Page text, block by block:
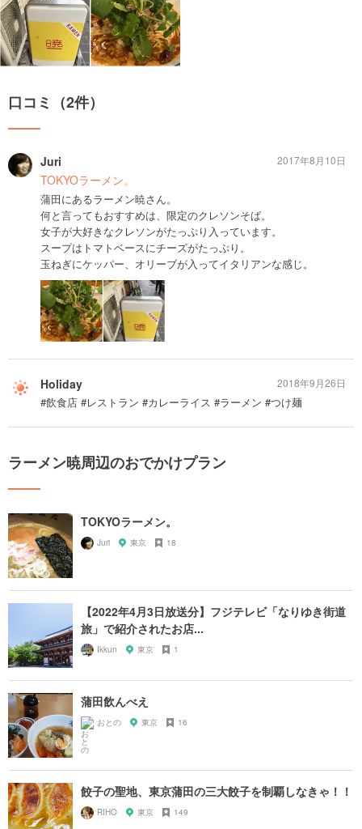
口コミ（2件）
Juri
TOKYOラーメン。
蒲田にあるラーメン暁さん。
何と言ってもおすすめは、限定のクレソンそば。
女子が大好きなクレソンがたっぷり入っています。
スープはトマトベースにチーズがたっぷり。
玉ねぎにケッパー、オリーブが入ってイタリアンな感じ。
2017年8月10日
Holiday
#飲食店 #レストラン #カレーライス #ラーメン #つけ麺
2018年9月26日
ラーメン暁周辺のおでかけプラン
TOKYOラーメン。
Juri 東京 18
【2022年4月3日放送分】フジテレビ「なりゆき街道
旅」で紹介されたお店...
Ikkun 東京 1
蒲田飲んべえ
おとの 東京 16
餃子の聖地、東京蒲田の三大餃子を制覇しなきゃ！！
RIHO 東京 149